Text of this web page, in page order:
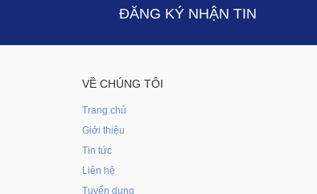
ĐĂNG KÝ NHẬN TIN
VỀ CHÚNG TÔI
Trang chủ
Giới thiệu
Tin tức
Liên hệ
Tuyển dụng